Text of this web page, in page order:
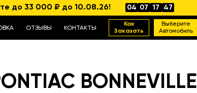
до 33 000 ₽ до 10.08.26! 04 07 17 46
ОТЗЫВЫ КОНТАКТЫ
Как
Заказать
Выберите
Автомобиль
BONNEVILLE